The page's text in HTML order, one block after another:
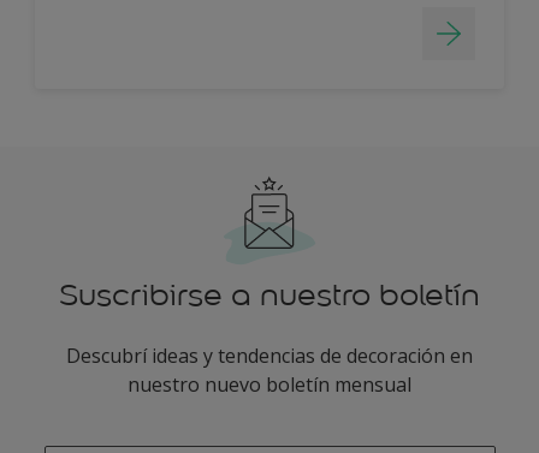
Suscribirse a nuestro boletín
Descubrí ideas y tendencias de decoración en
nuestro nuevo boletín mensual